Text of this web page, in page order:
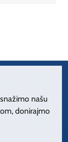
našu
donirajmo